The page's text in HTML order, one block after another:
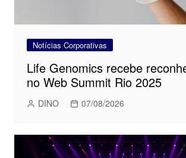
Notícias Corporativas
Life Genomics recebe
no Web Summit Rio 2025
DINO 07/08/2026